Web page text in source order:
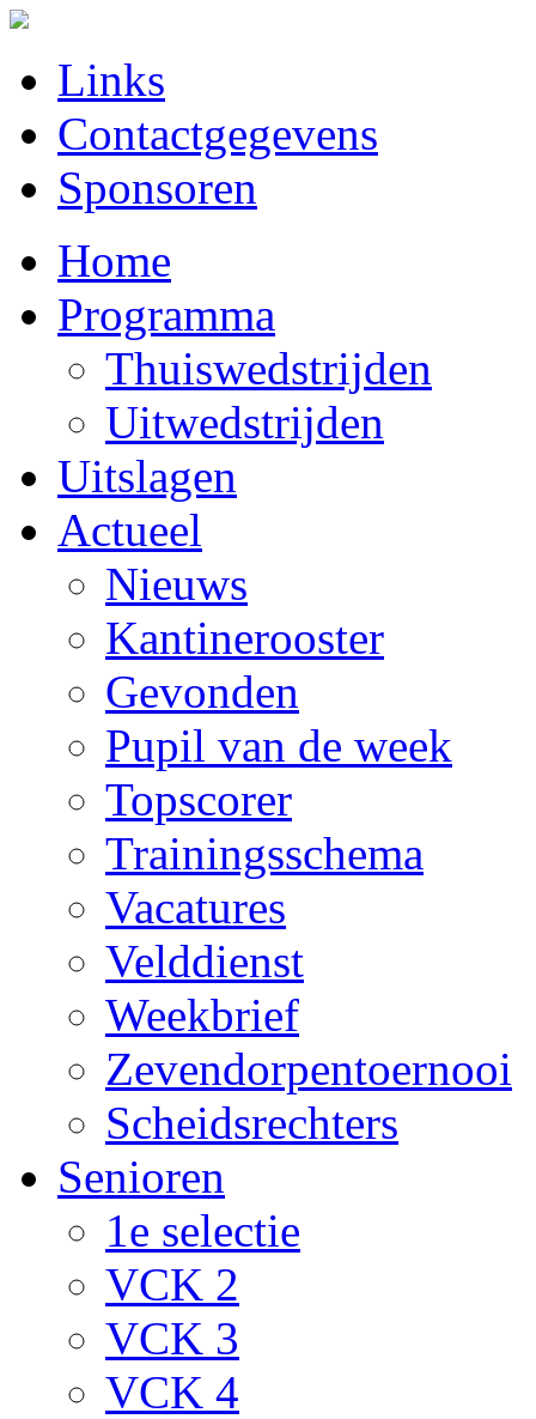
Links
Contactgegevens
Sponsoren
Home
Programma
Thuiswedstrijden
Uitwedstrijden
Uitslagen
Actueel
Nieuws
Kantinerooster
Gevonden
Pupil van de week
Topscorer
Trainingsschema
Vacatures
Velddienst
Weekbrief
Zevendorpentoernooi
Scheidsrechters
Senioren
1e selectie
VCK 2
VCK 3
VCK 4